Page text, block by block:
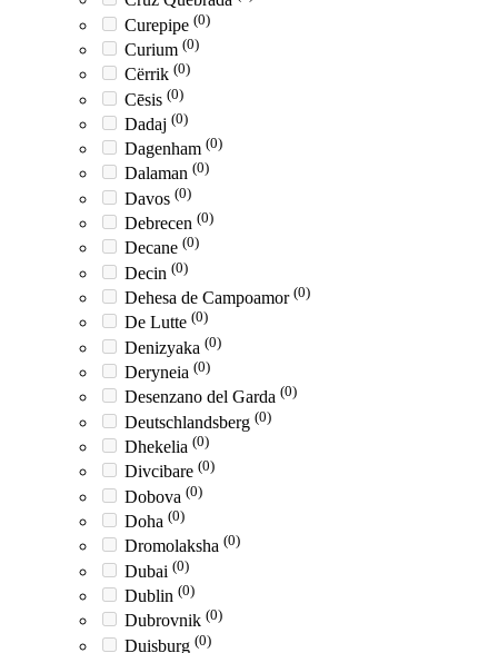
Curepipe (0)
Curium (0)
Cërrik (0)
Cēsis (0)
Dadaj (0)
Dagenham (0)
Dalaman (0)
Davos (0)
Debrecen (0)
Decane (0)
Decin (0)
Dehesa de Campoamor (0)
De Lutte (0)
Denizyaka (0)
Deryneia (0)
Desenzano del Garda (0)
Deutschlandsberg (0)
Dhekelia (0)
Divcibare (0)
Dobova (0)
Doha (0)
Dromolaksha (0)
Dubai (0)
Dublin (0)
Dubrovnik (0)
Duisburg (0)